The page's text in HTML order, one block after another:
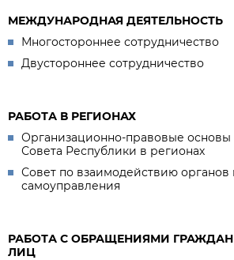
МЕЖДУНАРОДНАЯ ДЕЯТЕЛЬНОСТЬ
Многостороннее сотрудничество
Двустороннее сотрудничество
РАБОТА В РЕГИОНАХ
Организационно-правовые основы
Совета Республики в регионах
Совет по взаимодействию органов
самоуправления
РАБОТА С ОБРАЩЕНИЯМИ
ЛИЦ